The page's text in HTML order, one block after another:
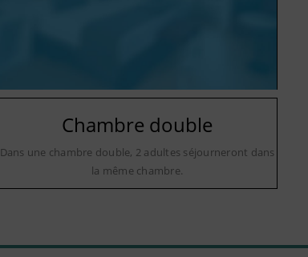
Chambre double
Dans une chambre double, 2 adultes séjourneront dans
la même chambre.